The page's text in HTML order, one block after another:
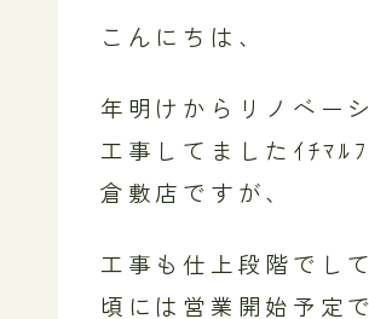
こんにちは、
年明けからリノベー
工事してましたｲﾁﾏﾙ
倉敷店ですが、
工事も仕上段階でし
頃には営業開始予定で